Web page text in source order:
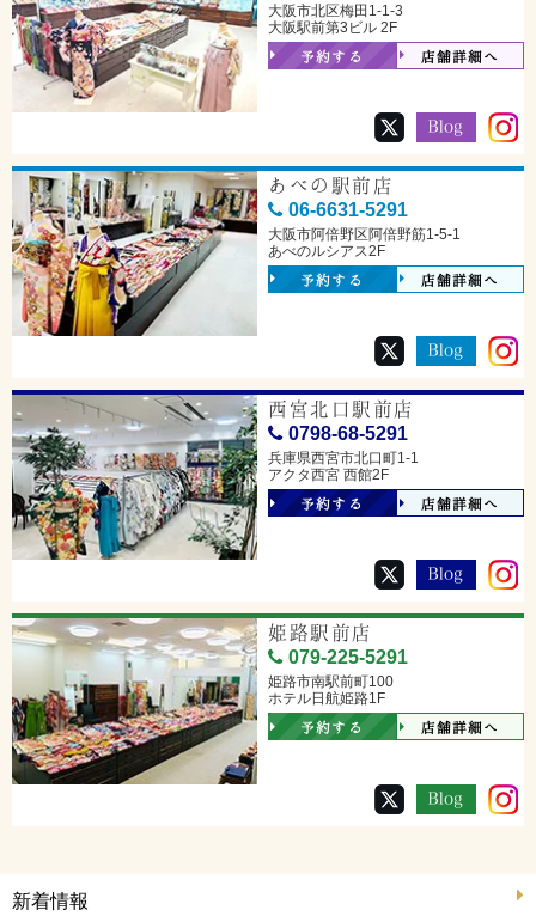
大阪市北区梅田1-1-3
大阪駅前第3ビル 2F
予約する 店舗詳細へ
あべの駅前店
06-6631-5291
大阪市阿倍野区阿倍野筋1-5-1
あべのルシアス2F
予約する 店舗詳細へ
西宮北口駅前店
0798-68-5291
兵庫県西宮市北口町1-1
アクタ西宮 西館2F
予約する 店舗詳細へ
姫路駅前店
079-225-5291
姫路市南駅前町100
ホテル日航姫路1F
予約する 店舗詳細へ
新着情報